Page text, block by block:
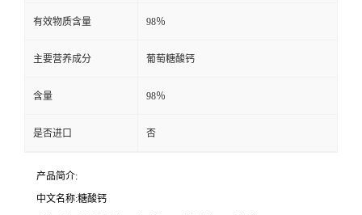
有效物质含量 98％
主要营养成分 葡萄糖酸钙
含量 98％
是否进口 否
产品简介:
中文名称:糖酸钙